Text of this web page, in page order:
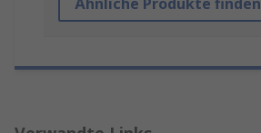
Ähnliche Produkte finden